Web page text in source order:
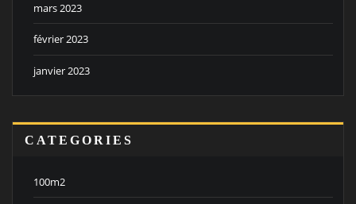
mars 2023
février 2023
janvier 2023
CATEGORIES
100m2